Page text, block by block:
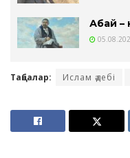
Абай –
Таңбалар: Ислам әдебі